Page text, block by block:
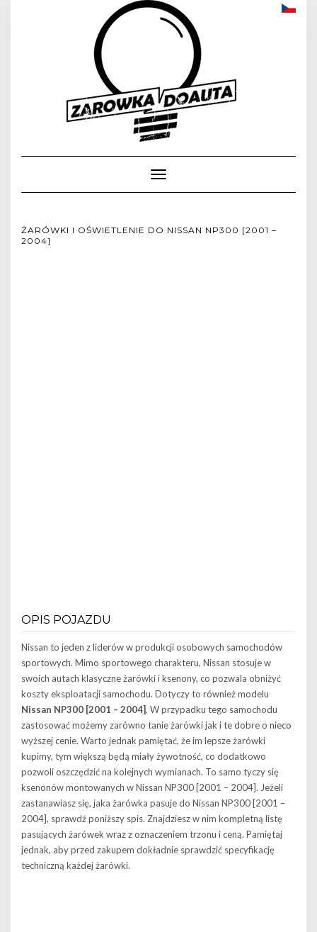
Toggle
Navigation
ŻARÓWKI I OŚWIETLENIE DO NISSAN NP300 [2001 –
2004]
OPIS POJAZDU
Nissan to jeden z liderów w produkcji osobowych samochodów
sportowych. Mimo sportowego charakteru, Nissan stosuje w
swoich autach klasyczne żarówki i ksenony, co pozwala obniżyć
koszty eksploatacji samochodu. Dotyczy to również modelu
Nissan NP300 [2001 – 2004]. W przypadku tego samochodu
zastosować możemy zarówno tanie żarówki jak i te dobre o nieco
wyższej cenie. Warto jednak pamiętać, że im lepsze żarówki
kupimy, tym większą będą miały żywotność, co dodatkowo
pozwoli oszczędzić na kolejnych wymianach. To samo tyczy się
ksenonów montowanych w Nissan NP300 [2001 – 2004]. Jeżeli
zastanawiasz się, jaka żarówka pasuje do Nissan NP300 [2001 –
2004], sprawdź poniższy spis. Znajdziesz w nim kompletną listę
pasujących żarówek wraz z oznaczeniem trzonu i ceną. Pamiętaj
jednak, aby przed zakupem dokładnie sprawdzić specyfikację
techniczną każdej żarówki.